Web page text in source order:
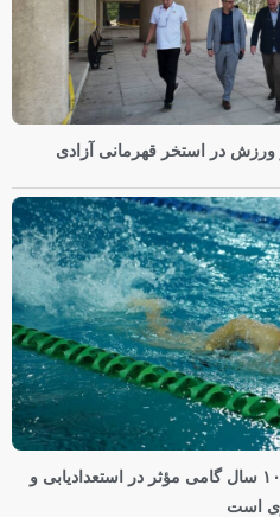
در استخر قهرمانی آزادی
حسین گرایلی: جشنواره شنای زیر ۱۰ سال گامی مؤثر در استعدادیابی و
است